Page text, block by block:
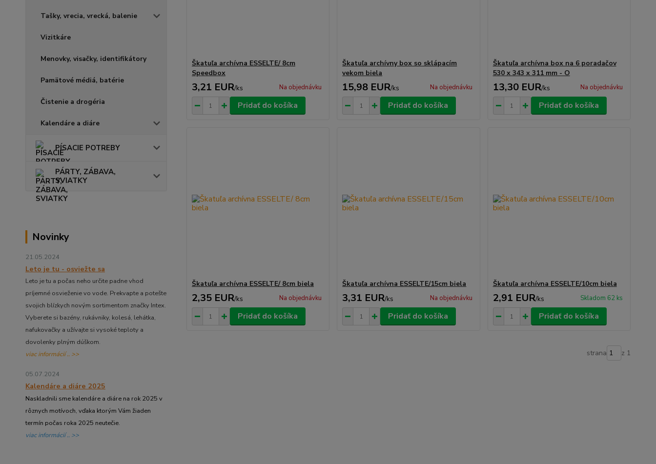
Tašky, vrecia, vrecká, balenie
Vizitkáre
Menovky, visačky, identifikátory
Pamätové médiá, batérie
Čistenie a drogéria
Kalendáre a diáre
PÍSACIE POTREBY
PÁRTY, ZÁBAVA,
SVIATKY
Novinky
21.05.2024
Leto je tu - osviežte sa
Leto je tu a počas neho určite padne vhod
príjemné osvieženie vo vode. Prekvapte a potešte
svojich blízkych novým sortimentom značky Intex.
Vyberete si bazény, rukávniky, kolesá, lehátka,
nafukovačky a užívajte si vysoké teploty a
dovolenky plným dúškom.
viac informácií .. >>
05.07.2024
Kalendáre a diáre 2025
Naskladnili sme kalendáre a diáre na rok 2025 v
rôznych motívoch, vďaka ktorým Vám žiaden
termín počas roka 2025 neutečie.
viac informácií .. >>
Škatuľa archívna ESSELTE/ 8cm
Speedbox
3,21 EUR/ks Na objednávku
Pridať do košíka
Škatuľa archívny box so sklápacím
vekom biela
15,98 EUR/ks Na objednávku
Pridať do košíka
Škatuľa archívna box na 6 poradačov
530 x 343 x 311 mm - O
13,30 EUR/ks Na objednávku
Pridať do košíka
Škatuľa archívna ESSELTE/ 8cm biela
2,35 EUR/ks Na objednávku
Pridať do košíka
Škatuľa archívna ESSELTE/15cm biela
3,31 EUR/ks Na objednávku
Pridať do košíka
Škatuľa archívna ESSELTE/10cm biela
2,91 EUR/ks Skladom 62 ks
Pridať do košíka
strana z 1